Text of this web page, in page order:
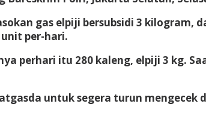
gas elpiji bersubsidi 3 kilogram,
per-hari.
perhari itu 280 kaleng, elpiji 3 kg.
untuk segera turun mengecek